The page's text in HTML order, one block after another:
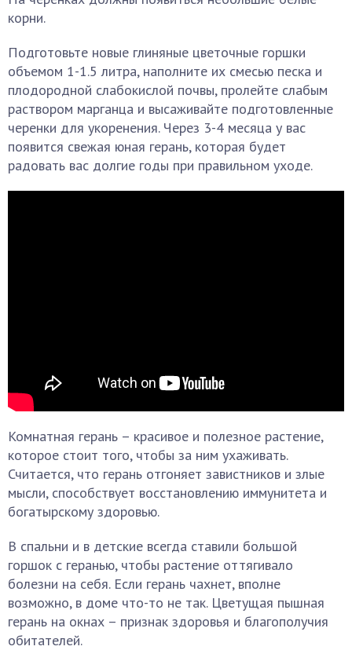
корни.
Подготовьте новые глиняные цветочные горшки
объемом 1-1.5 литра, наполните их смесью песка и
плодородной слабокислой почвы, пролейте слабым
раствором марганца и высаживайте подготовленные
черенки для укоренения. Через 3-4 месяца у вас
появится свежая юная герань, которая будет
радовать вас долгие годы при правильном уходе.
Комнатная герань – красивое и полезное растение,
которое стоит того, чтобы за ним ухаживать.
Считается, что герань отгоняет завистников и злые
мысли, способствует восстановлению иммунитета и
богатырскому здоровью.
В спальни и в детские всегда ставили большой
горшок с геранью, чтобы растение оттягивало
болезни на себя. Если герань чахнет, вполне
возможно, в доме что-то не так. Цветущая пышная
герань на окнах – признак здоровья и благополучия
обитателей.